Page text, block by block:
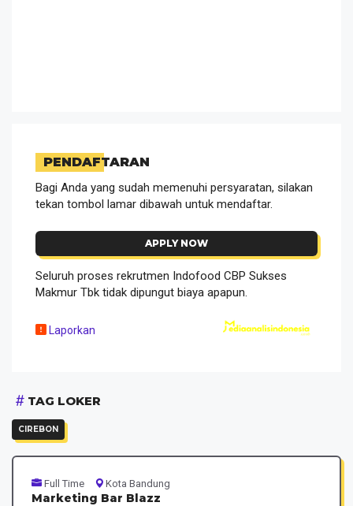
PENDAFTARAN
Bagi Anda yang sudah memenuhi persyaratan, silakan
tekan tombol lamar dibawah untuk mendaftar.
APPLY NOW
Seluruh proses rekrutmen Indofood CBP Sukses
Makmur Tbk tidak dipungut biaya apapun.
Laporkan
TAG LOKER
CIREBON
Full Time Kota Bandung
Marketing Bar Blazz